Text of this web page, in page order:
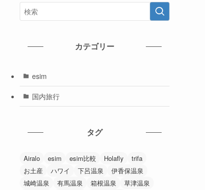
カテゴリー
esim
国内旅行
タグ
Airalo esim esim比較 Holafly
trifa
お土産
ハワイ 下呂温泉
伊香保温泉
城崎温泉
有馬温泉 箱根温泉
草津温泉